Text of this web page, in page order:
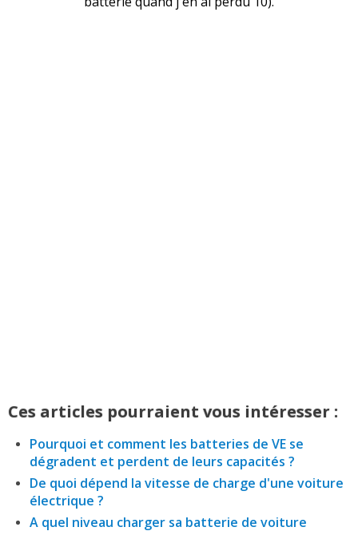
Ces articles pourraient vous intéresser :
Pourquoi et comment les batteries de VE se
dégradent et perdent de leurs capacités ?
De quoi dépend la vitesse de charge d'une voiture
électrique ?
A quel niveau charger sa batterie de voiture